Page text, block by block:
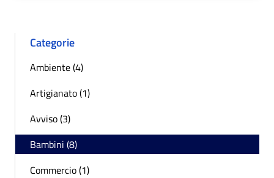
Categorie
Ambiente (4)
Artigianato (1)
Avviso (3)
Bambini (8)
Commercio (1)